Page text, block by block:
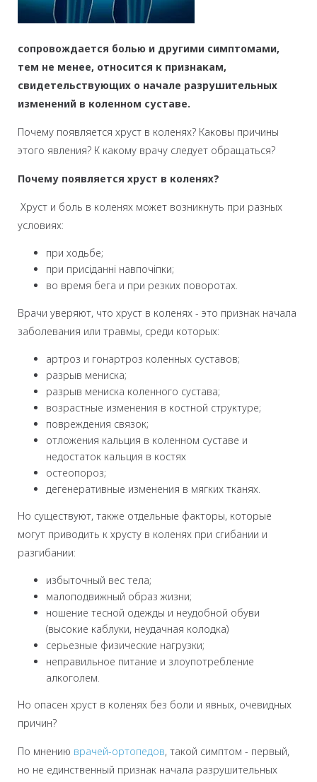
сопровождается болью и другими симптомами,
тем не менее, относится к признакам,
свидетельствующих о начале разрушительных
изменений в коленном суставе.
Почему появляется хруст в коленях? Каковы причины
этого явления? К какому врачу следует обращаться?
Почему появляется хруст в коленях?
Хруст и боль в коленях может возникнуть при разных
условиях:
при ходьбе;
при присіданні навпочіпки;
во время бега и при резких поворотах.
Врачи уверяют, что хруст в коленях - это признак начала
заболевания или травмы, среди которых:
артроз и гонартроз коленных суставов;
разрыв мениска;
разрыв мениска коленного сустава;
возрастные изменения в костной структуре;
повреждения связок;
отложения кальция в коленном суставе и
недостаток кальция в костях
остеопороз;
дегенеративные изменения в мягких тканях.
Но существуют, также отдельные факторы, которые
могут приводить к хрусту в коленях при сгибании и
разгибании:
избыточный вес тела;
малоподвижный образ жизни;
ношение тесной одежды и неудобной обуви
(высокие каблуки, неудачная колодка)
серьезные физические нагрузки;
неправильное питание и злоупотребление
алкоголем.
Но опасен хруст в коленях без боли и явных, очевидных
причин?
По мнению врачей-ортопедов, такой симптом - первый,
но не единственный признак начала разрушительных